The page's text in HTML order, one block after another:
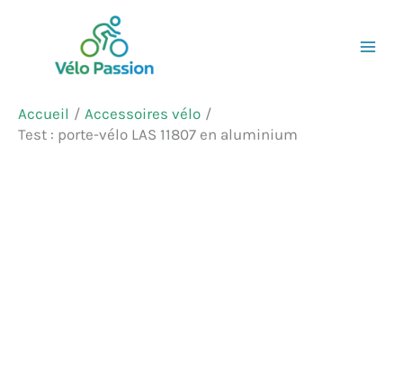
contenu
Accueil
Accessoires vélo
Test : porte-vélo LAS 11807 en aluminium